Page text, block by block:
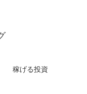
稼げる投資